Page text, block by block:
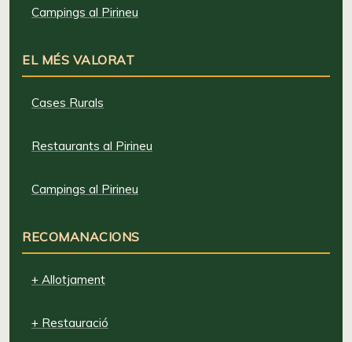
Campings al Pirineu
EL MÉS VALORAT
Cases Rurals
Restaurants al Pirineu
Campings al Pirineu
RECOMANACIONS
+ Allotjament
+ Restauració